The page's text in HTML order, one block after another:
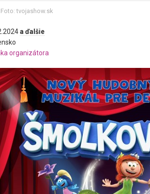
Foto: tvojashow.sk
a ďalšie
organizátora